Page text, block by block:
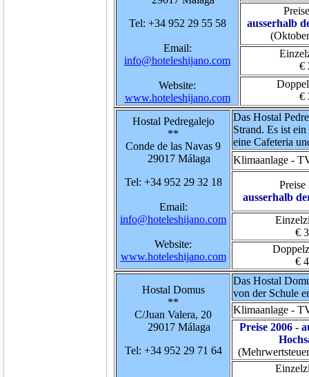
Tel: +34 952 29 55 58
Email:
info@hoteleshijano.com
Website:
www.hoteleshijano.com
ausserhalb
€
€
Hostal Pedregalejo
**
Conde de las Navas 9
29017 Málaga
Tel: +34 952 29 32 18
Email:
info@hoteleshijano.com
Website:
www.hoteleshijano.com
Das Hostal
Strand. Es ist
eine Cafeteria
Klimaanlage -
Preise
ausserhalb
€
€
Hostal Domus
**
C/Juan Valera, 20
29017 Málaga
Tel: +34 952 29 71 64
Das Hostal
von der Schule
Klimaanlage -
Preise 2006 -